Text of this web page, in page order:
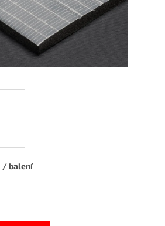
/ balení